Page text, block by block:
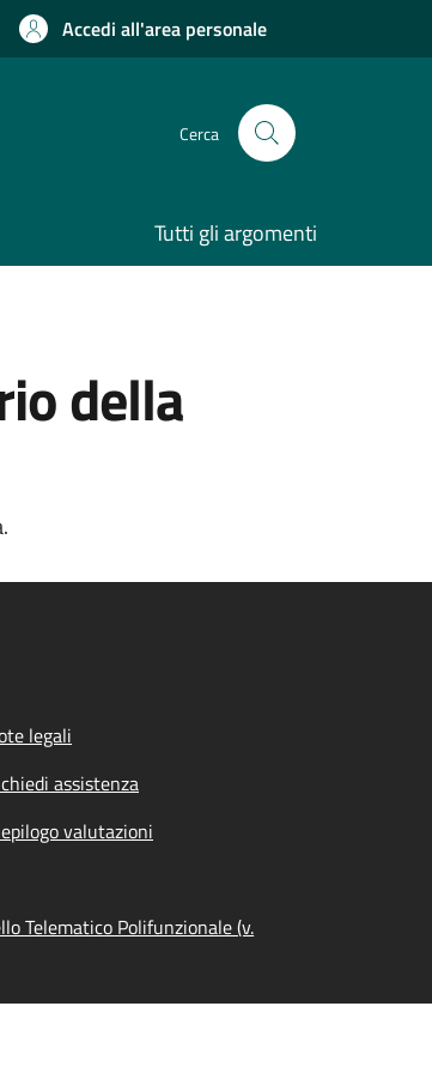
Accedi all'area personale
Cerca
Tutti gli argomenti
della
legali
assistenza
valutazioni
Telematico Polifunzionale (v.